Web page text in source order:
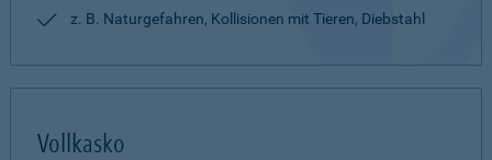
z. B. Naturgefahren, Kollisionen mit Tieren, Diebstahl
Vollkasko